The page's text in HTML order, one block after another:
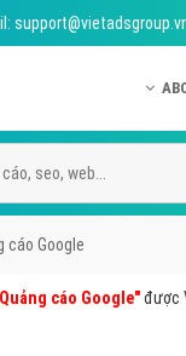
cáo Google
cáo Google"được